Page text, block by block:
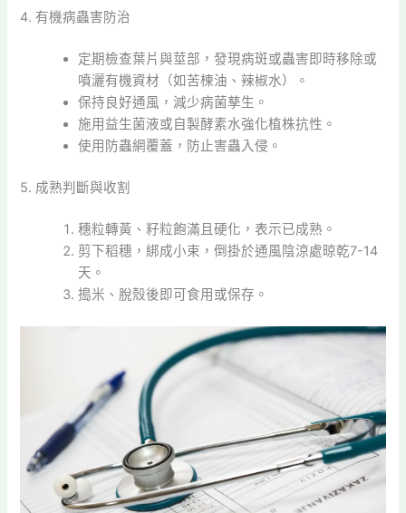
4. 有機病蟲害防治
定期檢查葉片與莖部，發現病斑或蟲害即時移除或
噴灑有機資材（如苦楝油、辣椒水）。
保持良好通風，減少病菌孳生。
施用益生菌液或自製酵素水強化植株抗性。
使用防蟲網覆蓋，防止害蟲入侵。
5. 成熟判斷與收割
穗粒轉黃、籽粒飽滿且硬化，表示已成熟。
剪下稻穗，綁成小束，倒掛於通風陰涼處晾乾7-14
天。
搗米、脫殼後即可食用或保存。